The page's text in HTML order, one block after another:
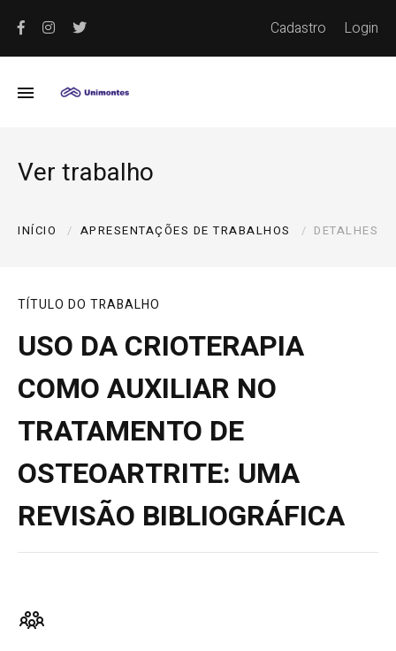
Cadastro Login
Ver trabalho
INÍCIO APRESENTAÇÕES DE TRABALHOS DETALHES
TÍTULO DO TRABALHO
USO DA CRIOTERAPIA
COMO AUXILIAR NO
TRATAMENTO DE
OSTEOARTRITE: UMA
REVISÃO BIBLIOGRÁFICA